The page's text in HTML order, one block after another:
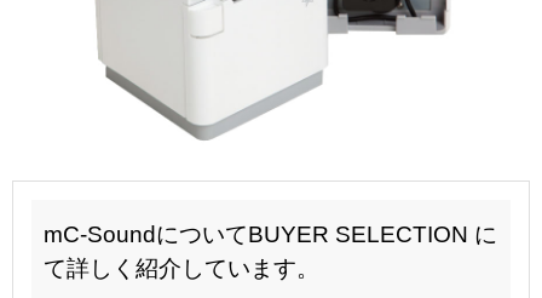
mC-SoundについてBUYER SELECTION に
て詳しく紹介しています。